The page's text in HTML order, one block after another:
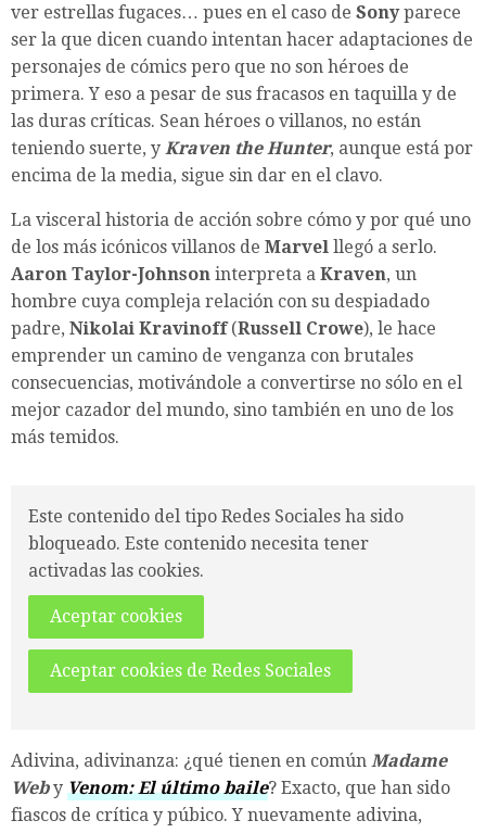
ver estrellas fugaces… pues en el caso de Sonyparece
ser la que dicen cuando intentan hacer adaptaciones de
personajes de cómics pero que no son héroes de
primera. Y eso a pesar de sus fracasos en taquilla y de
las duras críticas. Sean héroes o villanos, no están
teniendo suerte, y Kraven the Hunter, aunque está por
encima de la media, sigue sin dar en el clavo.
La visceral historia de acción sobre cómo y por qué uno
de los más icónicos villanos de Marvel llegó a serlo.
Aaron Taylor-Johnson interpreta a Kraven, un
hombre cuya compleja relación con su despiadado
padre, Nikolai Kravinoff(Russell Crowe), le hace
emprender un camino de venganza con brutales
consecuencias, motivándole a convertirse no sólo en el
mejor cazador del mundo, sino también en uno de los
más temidos.
Este contenido del tipo Redes Sociales ha sido
bloqueado. Este contenido necesita tener
activadas las cookies.
Aceptar cookies
Aceptar cookies de Redes Sociales
Adivina, adivinanza: ¿qué tienen en común Madame
Weby Venom: El último baile? Exacto, que han sido
fiascos de crítica y púbico. Y nuevamente adivina,